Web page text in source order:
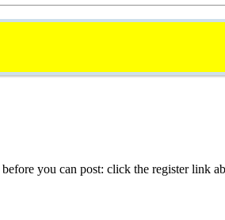
before you can post: click the register link